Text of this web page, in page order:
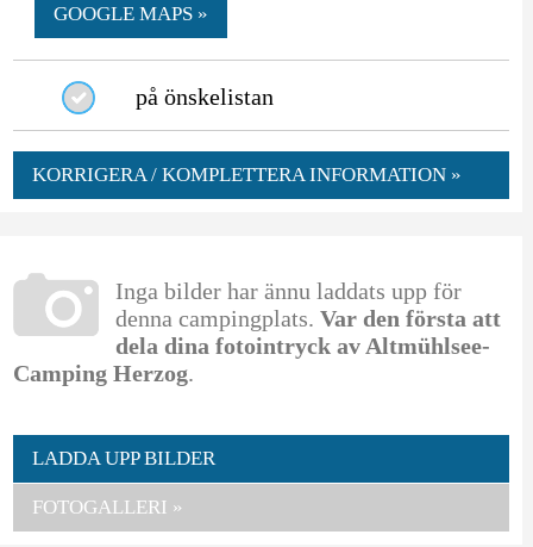
GOOGLE MAPS »
på önskelistan
KORRIGERA / KOMPLETTERA INFORMATION »
Inga bilder har ännu laddats upp för
denna campingplats. Var den första att
dela dina fotointryck av Altmühlsee-
Camping Herzog.
LADDA UPP BILDER
FOTOGALLERI »